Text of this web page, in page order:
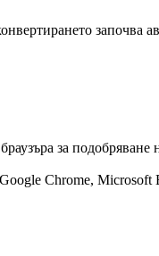
започва
за
Chrome,